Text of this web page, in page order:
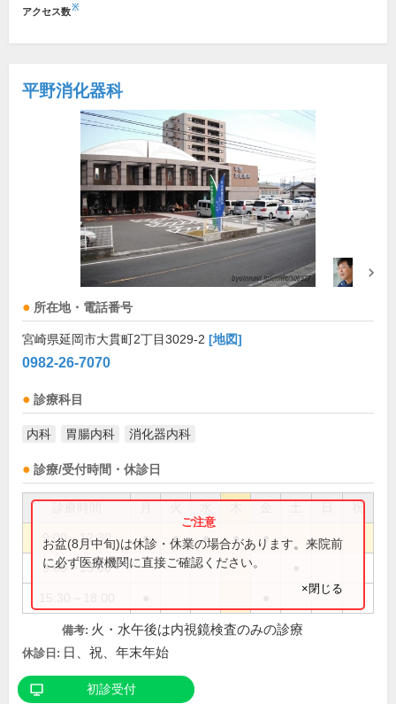
アクセス数※
平野消化器科
所在地・電話番号
宮崎県延岡市大貫町2丁目3029-2 [地図]
0982-26-7070
診療科目
内科 胃腸内科 消化器内科
診療/受付時間・休診日
祝
9:00～12:30 ● ● ● ● ●
9:00～13:00
お盆(8月中旬)は休診・休業の場合があります。来院前
に必ず医療機関に直接ご確認ください。
×閉じる
備考: 火・水午後は内視鏡検査のみの診療
休診日: 日、祝、年末年始
初診受付